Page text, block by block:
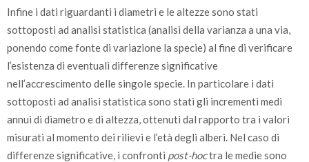
Infine i dati riguardanti i diametri e le altezze sono stati
sottoposti ad analisi statistica (analisi della varianza a una via,
ponendo come fonte di variazione la specie) al fine di verificare
l’esistenza di eventuali differenze significative
nell’accrescimento delle singole specie. In particolare i dati
sottoposti ad analisi statistica sono stati gli incrementi medi
annui di diametro e di altezza, ottenuti dal rapporto tra i valori
misurati al momento dei rilievi e l’età degli alberi. Nel caso di
differenze significative, i confronti post-hoctra le medie sono